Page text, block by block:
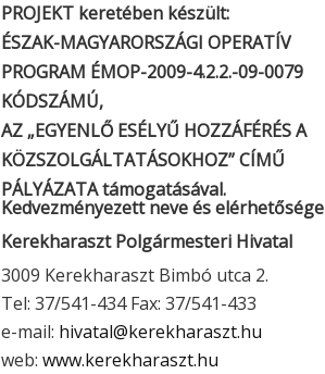
PROJEKT keretében készült:
ÉSZAK-MAGYARORSZÁGI OPERATÍV
PROGRAM ÉMOP-2009-4.2.2.-09-0079
KÓDSZÁMÚ,
AZ „EGYENLŐ ESÉLYŰ HOZZÁFÉRÉS A
KÖZSZOLGÁLTATÁSOKHOZ” CÍMŰ
PÁLYÁZATA támogatásával.
Kedvezményezett neve és elérhetősége
Kerekharaszt Polgármesteri Hivatal
3009 Kerekharaszt Bimbó utca 2.
Tel: 37/541-434 Fax: 37/541-433
e-mail: hivatal@kerekharaszt.hu
web: www.kerekharaszt.hu